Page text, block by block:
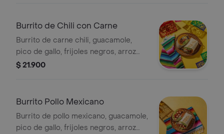
Burrito de Chili con Carne
Burrito de carne chili, guacamole,
pico de gallo, frijoles negros, arroz
achiote, lechuga, queso y salsa verde.
$ 21.900
Burrito Pollo Mexicano
Burrito de pollo mexicano, guacamole,
pico de gallo, frijoles negros, arroz